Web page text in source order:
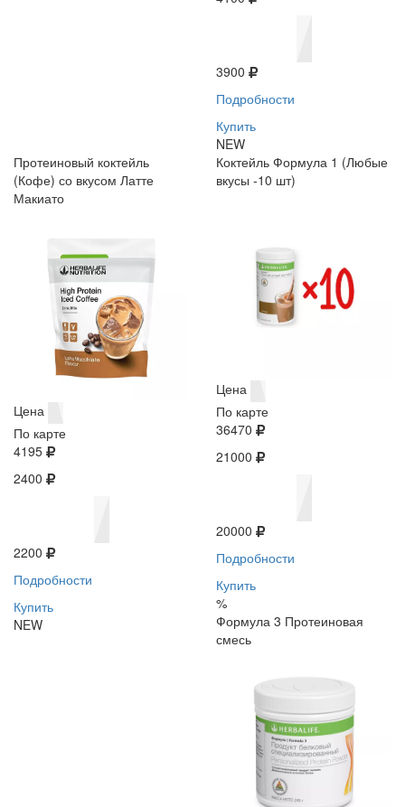
3900
Подробности
Купить
NEW
Протеиновый коктейль
(Кофе) со вкусом Латте
Макиато
Цена
По карте
4195
2400
2200
Подробности
Купить
NEW
Коктейль Формула 1 (Любые
вкусы -10 шт)
Цена
По карте
36470
21000
20000
Подробности
Купить
%
Формула 3 Протеиновая
смесь